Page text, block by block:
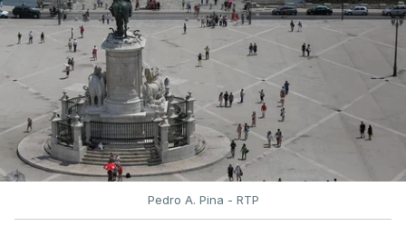
terminou na quinta-feira. Mas o Governo decidiu
dar mais três dias aos cerca de 20 mil alunos que
pediram a revisão das provas.
Pedro A. Pina - RTP